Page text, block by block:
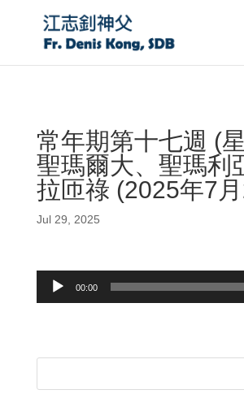
常年期第十七週 (
聖瑪爾大、聖瑪利
拉匝祿 (2025年7
Jul 29, 2025
Audio
00:00